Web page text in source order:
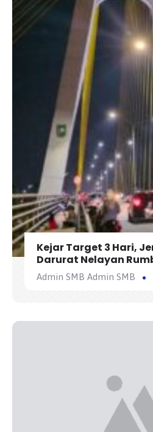
Kejar Target 3 Hari,
Darurat Nelayan
Dilewati Kendaraan
Admin SMB Admin SMB